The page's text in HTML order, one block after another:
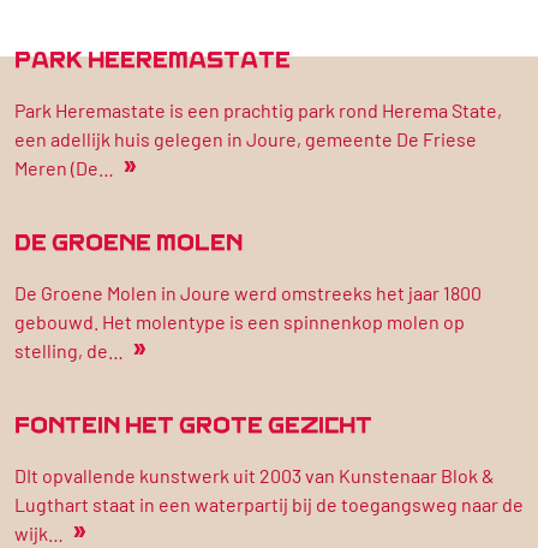
PARK HEEREMASTATE
Park Heremastate is een prachtig park rond Herema State,
een adellijk huis gelegen in Joure, gemeente De Friese
Meren (De…
»
DE GROENE MOLEN
De Groene Molen in Joure werd omstreeks het jaar 1800
gebouwd. Het molentype is een spinnenkop molen op
stelling, de…
»
FONTEIN HET GROTE GEZICHT
DIt opvallende kunstwerk uit 2003 van Kunstenaar Blok &
Lugthart staat in een waterpartij bij de toegangsweg naar de
wijk…
»